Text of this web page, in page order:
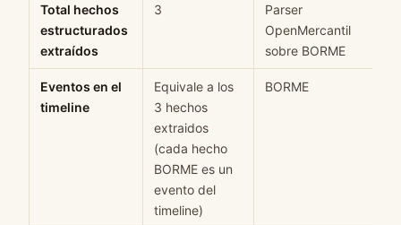
Total hechos
estructurados
extraídos
3
Parser
OpenMercantil
sobre BORME
Eventos en el
timeline
Equivale a los
3 hechos
extraidos
(cada hecho
BORME es un
evento del
timeline)
BORME